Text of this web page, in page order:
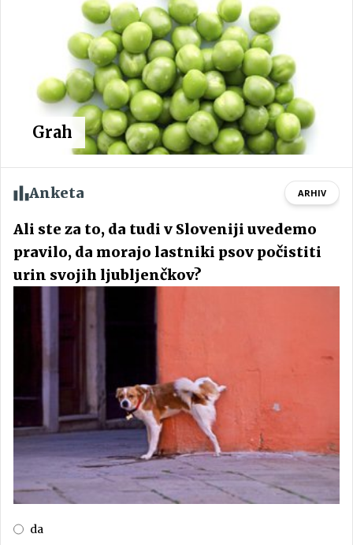
Grah
Anketa ARHIV
Ali ste za to, da tudi v Sloveniji uvedemo
pravilo, da morajo lastniki psov počistiti
urin svojih ljubljenčkov?
da